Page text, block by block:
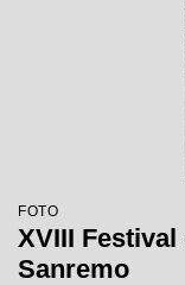
FOTO
XVIII
Sanremo